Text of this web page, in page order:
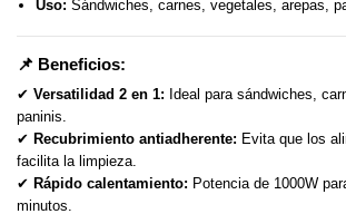
Uso: Sándwiches, carnes, vegetales, arepas,
📌 Beneficios:
✔ Versatilidad 2 en 1: Ideal para sándwiches,
paninis.
✔ Recubrimiento antiadherente: Evita que los
facilita la limpieza.
✔ Rápido calentamiento: Potencia de 1000W
minutos.